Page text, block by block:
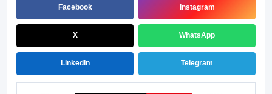
Facebook Instagram
X WhatsApp
LinkedIn Telegram